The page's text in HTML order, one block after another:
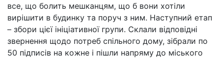
все, що болить мешканцям, що б вони хотіли
вирішити в будинку та поруч з ним. Наступний етап
– збори цієї ініціативної групи. Склали відповідні
звернення щодо потреб спільного дому, зібрали по
50 підписів на кожне і пішли напряму до міського